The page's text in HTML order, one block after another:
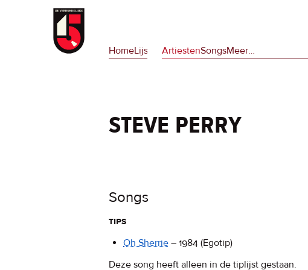
Overslaan
naar
Hoofdnavigatie
HomeLijsten ArtiestenSongsMeerop
…
steve perry
Songs
tips
Oh Sherrie – 1984 (Egotip)
Deze song heeft alleen in de tiplijst gestaan.